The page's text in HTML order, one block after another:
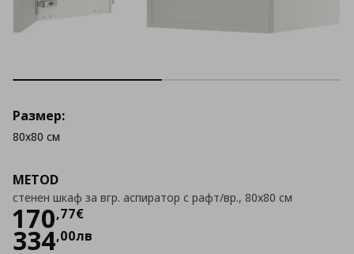
METOD
стенен шкаф за вгр. аспиратор с рафт/вр., 80x80 см
170,77€
Цена
334,00лв
Размер:
80x80 см